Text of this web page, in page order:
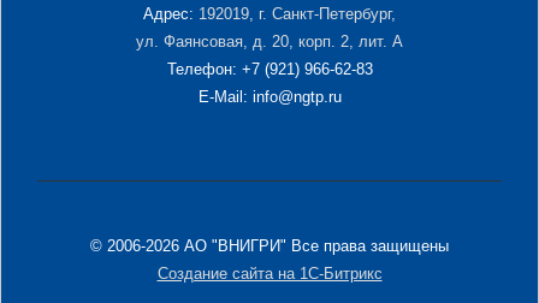
Адрес: 192019, г. Санкт-Петербург,
ул. Фаянсовая, д. 20, корп. 2, лит. А
Телефон: +7 (921) 966-62-83
E-Mail: info@ngtp.ru
© 2006-2026 АО "ВНИГРИ" Все права защищены
Создание сайта на 1С-Битрикс